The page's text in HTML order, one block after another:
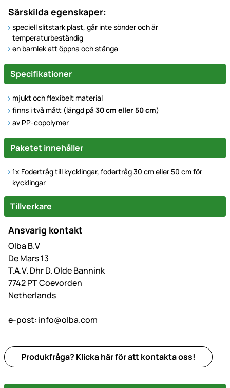
Särskilda egenskaper:
speciell slitstark plast, går inte sönder och är
temperaturbeständig
en barnlek att öppna och stänga
Specifikationer
mjukt och flexibelt material
finns i två mått (längd på 30 cm eller 50 cm)
av PP-copolymer
Paketet innehåller
1x Fodertråg till kycklingar, fodertråg 30 cm eller 50 cm för
kycklingar
Tillverkare
Ansvarig kontakt
Olba B.V
De Mars 13
T.A.V. Dhr D. Olde Bannink
7742 PT Coevorden
Netherlands
e-post: info@olba.com
Produkfråga? Klicka här för att kontakta oss!